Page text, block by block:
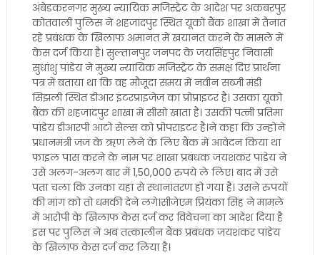
अंबेडकरनगर मुख्य न्यायिक मजिस्ट्रेट के आदेश पर अकबरपुर
कोतवाली पुलिस ने शहजादपुर स्थित यूको बैंक शाखा में तैनात
रहे प्रबंधक के खिलाफ अमानत में खयानत करने के मामले में
केस दर्ज किया है। सुल्तानपुर जनपद के जयसिंहपुर निवासी
सुधांशु पांडेय ने मुख्य न्यायिक मजिस्ट्रेट के समक्ष दिए प्रार्थना
पत्र में बताया था कि वह मौजूदा समय में नवीन सब्जी मंडी
सिझली स्थित डीआर इंटरप्राइजेज का प्रोप्राइटर है। उसका यूको
बैंक की शहजादपुर शाखा में सीसो खाता है। उसकी पत्नी प्रतिमा
पांडेय डीआरपी आटो सेल्स को प्रोपराइटर है।ने कहा कि उन्होंने
प्रधानमंत्री जज के ऋण लेने के लिए बैंक में आवेदन किया था
फाइल पास करने के नाम पर शाखा प्रबंधक जयशंकर पांडेय ने
उसे अलग-अलग बार में 1,50,000 रुपये ले लिए। बाद में उसे
पता चला कि उनका यहां से स्थानांतरण हो गया है। उसने रुपयों
की मांग को तो धमकी देने लगे।सीजेएम प्रियंका सिंह ने मामले
में आरोपी के खिलाफ केस दर्ज कर विवेचना का आदेश दिया है
इस पर पुलिस ने अब तत्कालीन बैंक प्रबंधक जयशंकर पांडेय
के खिलाफ केस दर्ज कर लिया है।